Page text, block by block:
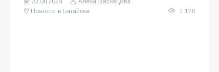
23.08.2024
Алена Васнецова
Новости в Батайске
1 120